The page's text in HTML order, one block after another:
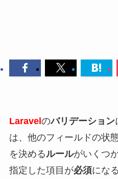
Laravel のバリデーション
は、他のフィールドの状
を決めるルールがいくつ
指定した項目が必須にな